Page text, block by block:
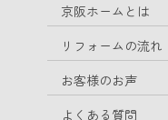
京阪ホームとは
リフォームの流れ
お客様のお声
よくある質問